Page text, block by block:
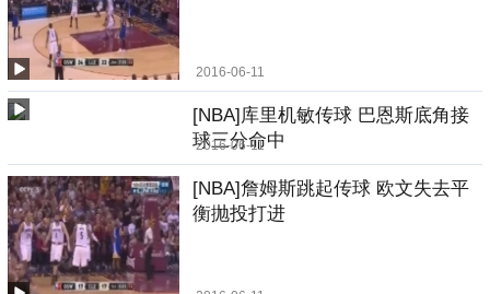
2016-06-11
[NBA]库里机敏传球 巴恩斯底角接
球三分命中
2016-06-11
[NBA]詹姆斯跳起传球 欧文失去平
衡抛投打进